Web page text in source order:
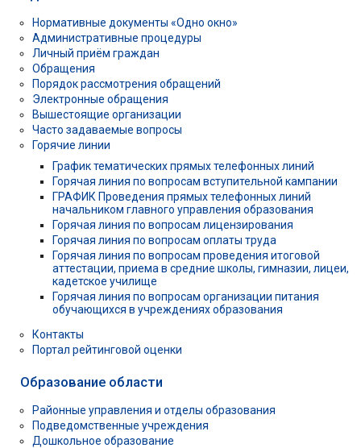
Нормативные документы «Одно окно»
Административные процедуры
Личный приём граждан
Обращения
Порядок рассмотрения обращений
Электронные обращения
Вышестоящие организации
Часто задаваемые вопросы
Горячие линии
График тематических прямых телефонных линий
Горячая линия по вопросам вступительной кампании
ГРАФИК Проведения прямых телефонных линий
начальником главного управления образования
Горячая линия по вопросам лицензирования
Горячая линия по вопросам оплаты труда
Горячая линия по вопросам проведения итоговой
аттестации, приема в средние школы, гимназии, лицеи,
кадетское училище
Горячая линия по вопросам организации питания
обучающихся в учреждениях образования
Контакты
Портал рейтинговой оценки
Образование области
Районные управления и отделы образования
Подведомственные учреждения
Дошкольное образование